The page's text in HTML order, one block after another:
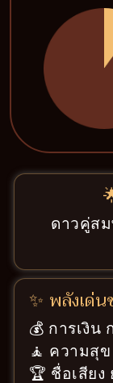
ดาวคู่ส
✨ พลังเด่น
💰 การเงิน
🧘 ความสุ
🏆 ชื่อเสียง